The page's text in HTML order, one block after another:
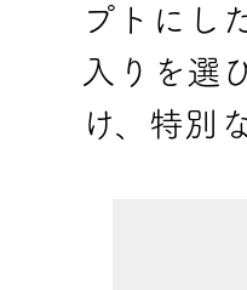
プトにし
入りを選
け、特別